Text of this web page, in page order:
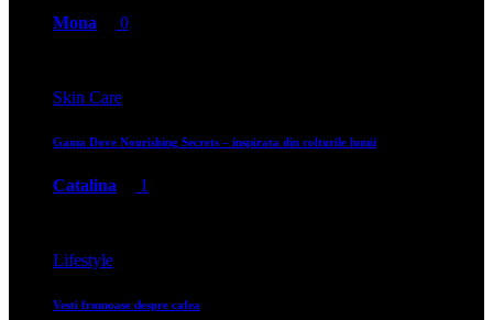
Mona 0
Skin Care
Gama Dove Nourishing Secrets – inspirata din colturile lumii
Catalina 1
Lifestyle
Vesti frumoase despre cafea